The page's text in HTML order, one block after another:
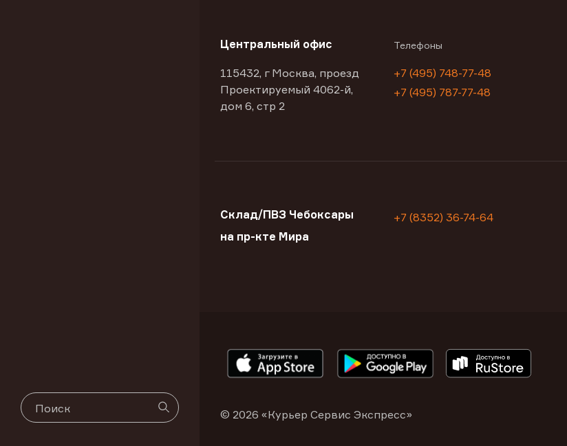
Центральный офис
115432, г Москва, проезд
Проектируемый 4062-й,
дом 6, стр 2
Телефоны
+7 (495) 748-77-48
+7 (495) 787-77-48
Склад/ПВЗ Чебоксары
на пр-кте Мира
+7 (8352) 36-74-64
© 2026 «Курьер Сервис Экспресс»